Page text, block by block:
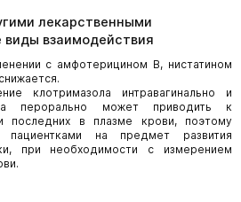
лекарственными
виды взаимодействия
с амфотерицином В, нистатином
клотримазола интравагинально и
перорально может приводить к
последних в плазме крови, поэтому
на предмет развития
при необходимости с измерением